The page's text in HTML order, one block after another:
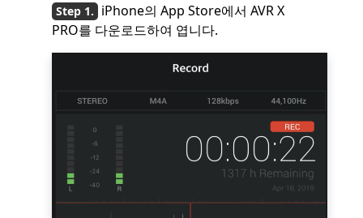
iPhone의 App Store에서 AVR X
PRO를 다운로드하여 엽니다.